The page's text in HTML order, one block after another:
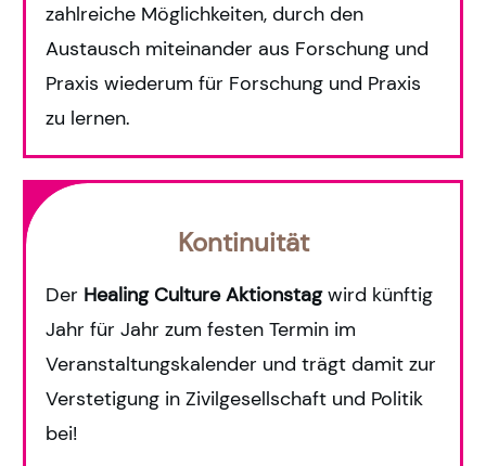
zahlreiche Möglichkeiten, durch den
Austausch miteinander aus Forschung und
Praxis wiederum für Forschung und Praxis
zu lernen.
Kontinuität
Der Healing CultureAktionstag wird künftig
Jahr für Jahr zum festen Termin im
Veranstaltungskalender und trägt damit zur
Verstetigung in Zivilgesellschaft und Politik
bei!